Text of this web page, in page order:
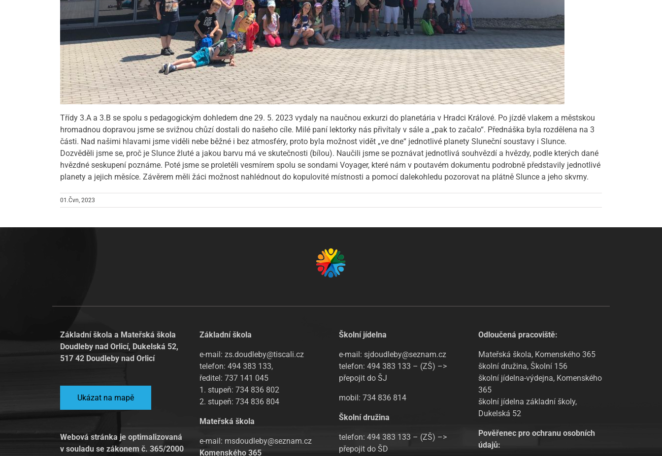
Třídy 3.A a 3.B se spolu s pedagogickým dohledem dne 29. 5. 2023 vydaly na naučnou exkurzi do planetária v Hradci Králové. Po jízdě vlakem a městskou
hromadnou dopravou jsme se svižnou chůzí dostali do našeho cíle. Milé paní lektorky nás přivítaly v sále a „pak to začalo“. Přednáška byla rozdělena na 3
části. Nad našimi hlavami jsme viděli nebe běžné i bez atmosféry, proto byla možnost vidět „ve dne“ jednotlivé planety Sluneční soustavy i Slunce.
Dozvěděli jsme se, proč je Slunce žluté a jakou barvu má ve skutečnosti (bílou). Naučili jsme se poznávat jednotlivá souhvězdí a hvězdy, podle kterých dané
hvězdné seskupení poznáme. Poté jsme se proletěli vesmírem spolu se sondami Voyager, které nám v poutavém dokumentu podrobně představily jednotlivé
planety a jejich měsíce. Závěrem měli žáci možnost nahlédnout do kopulovité místnosti a pomocí dalekohledu pozorovat na plátně Slunce a jeho skvrny.
01.Čvn, 2023
Základní škola a Mateřská škola
Doudleby nad Orlicí, Dukelská 52,
517 42 Doudleby nad Orlicí
Ukázat na mapě
Webová stránka je optimalizovaná
v souladu se zákonem č. 365/2000
Základní škola
e-mail: zs.doudleby@tiscali.cz
telefon: 494 383 133,
ředitel: 737 141 045
1. stupeň: 734 836 802
2. stupeň: 734 836 804
Mateřská škola
e-mail: msdoudleby@seznam.cz
Komenského 365
Školní jídelna
e-mail: sjdoudleby@seznam.cz
telefon: 494 383 133 – (ZŠ) –>
přepojit do ŠJ
mobil: 734 836 814
Školní družina
telefon: 494 383 133 – (ZŠ) –>
přepojit do ŠD
Odloučená pracoviště:
Mateřská škola, Komenského 365
školní družina, Školní 156
školní jídelna-výdejna, Komenského
365
školní jídelna základní školy,
Dukelská 52
Pověřenec pro ochranu osobních
údajů: